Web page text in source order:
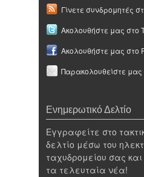
Γίνετε συνδρομητές
Ακολουθήστε μας στο
Ακολουθήστε μας στο
Παρακολουθείστε
Ενημερωτικό Δελτίο
Εγγραφείτε στο
δελτίο μέσω του
ταχυδρομείου σας
τα τελευταία νέα!